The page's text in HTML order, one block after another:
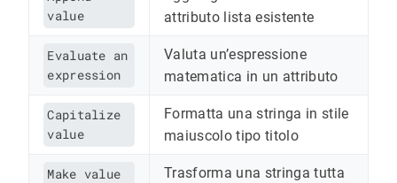
value
attributo lista esistente
Evaluate an
expression
Valuta un’espressione
matematica in un attributo
Capitalize
value
Formatta una stringa in stile
maiuscolo tipo titolo
Make value
Trasforma una stringa tutta